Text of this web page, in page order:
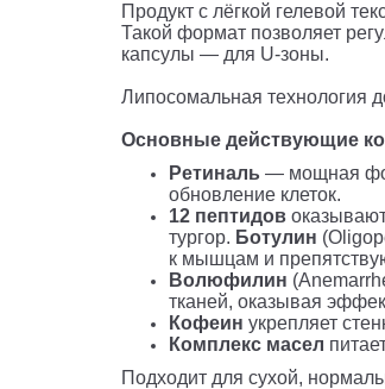
Продукт с лёгкой гелевой
Такой формат позволяет
капсулы — для U-зоны.
Липосомальная технология
Основные действующие
Ретиналь — мощная
обновление клеток.
12 пептидов
тургор. Ботулин
к мышцам и
Волюфилин
тканей, оказывая
Кофеин укрепляет
Комплекс масел
Подходит для сухой,